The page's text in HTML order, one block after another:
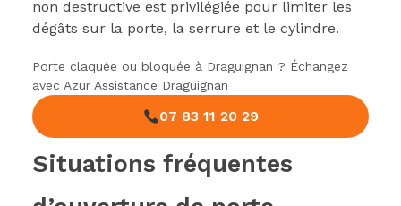
non destructive est privilégiée pour limiter les
dégâts sur la porte, la serrure et le cylindre.
Porte claquée ou bloquée à Draguignan ? Échangez
avec Azur Assistance Draguignan
07 83 11 20 29
Situations fréquentes